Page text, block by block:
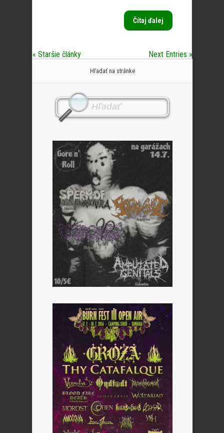
Čítaj ďalej
« Staršie články Next Entries »
Hľadať na stránke